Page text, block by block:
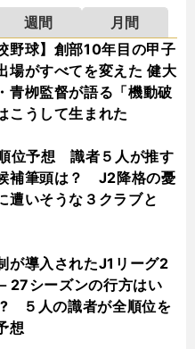
週間
月間
野球】創部10年目の甲子
場がすべてを変えた 健大
青栁監督が語る「機動破
こうして生まれた
位予想 識者５人が推す
補筆頭は？ J2降格の憂
遭いそうな３クラブと
が導入されたJ1リーグ2
27シーズンの行方はい
５人の識者が全順位を
想